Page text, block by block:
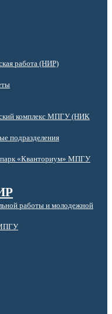
работа (НИР)
комплекс МПГУ (НИК
подразделения
«Кванториум» МПГУ
работы и молодежной